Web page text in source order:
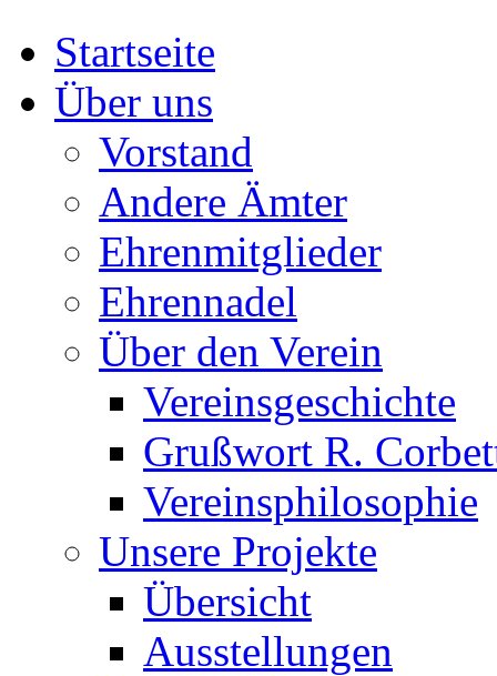
Startseite
Über uns
Vorstand
Andere Ämter
Ehrenmitglieder
Ehrennadel
Über den Verein
Vereinsgeschichte
Grußwort R.
Vereinsphilosophie
Unsere Projekte
Übersicht
Ausstellungen